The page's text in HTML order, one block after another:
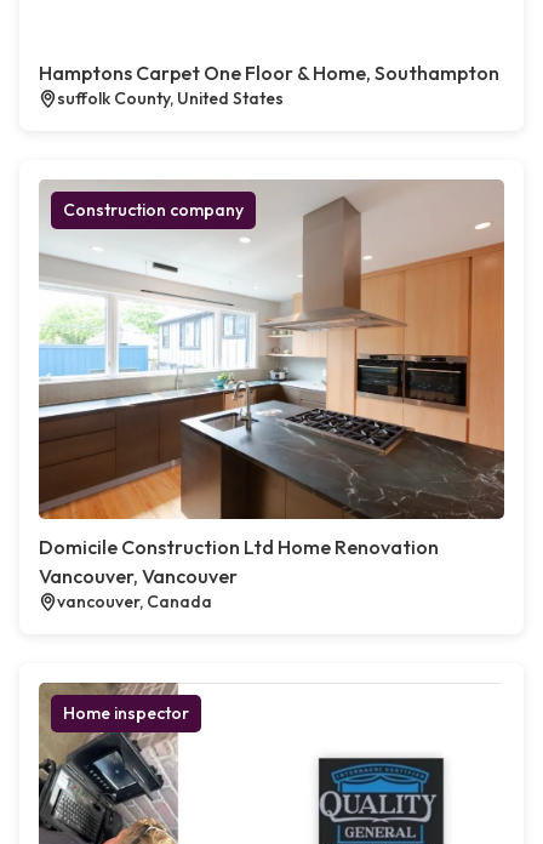
Hamptons Carpet One Floor & Home, Southampton
suffolk County, United States
Construction company
Domicile Construction Ltd Home Renovation
Vancouver, Vancouver
vancouver, Canada
Home inspector